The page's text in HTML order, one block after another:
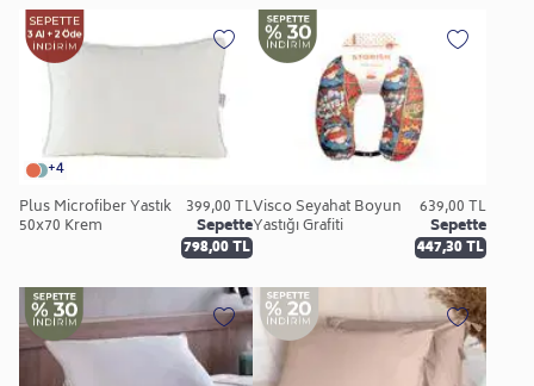
+4
Plus Microfiber Yastık
50x70 Krem
399,00 TL
Sepette
798,00 TL
Visco Seyahat Boyun
Yastığı Grafiti
639,00 TL
Sepette
447,30 TL